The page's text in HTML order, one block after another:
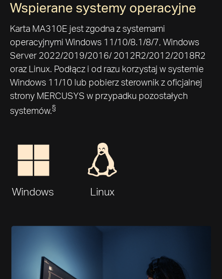
Wspierane systemy operacyjne
Karta MA310E jest zgodna z systemami
operacyjnymi Windows 11/10/8.1/8/7, Windows
Server 2022/2019/2016/ 2012R2/2012/2018R2
oraz Linux. Podłącz i od razu korzystaj w systemie
Windows 11/10 lub pobierz sterownik z oficjalnej
strony MERCUSYS w przypadku pozostałych
systemów.§
Windows Linux